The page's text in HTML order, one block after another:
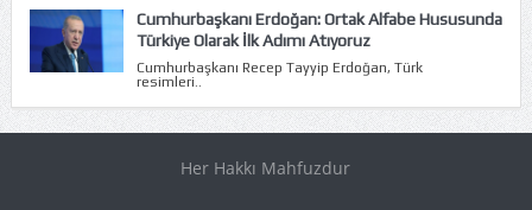
Cumhurbaşkanı Erdoğan: Ortak Alfabe Hususunda
Türkiye Olarak İlk Adımı Atıyoruz
Cumhurbaşkanı Recep Tayyip Erdoğan, Türk
resimleri..
Her Hakkı Mahfuzdur